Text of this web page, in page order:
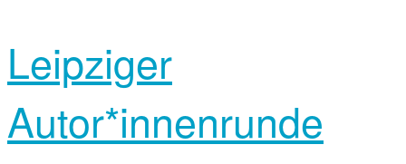
Leipziger
Autor*innen­runde